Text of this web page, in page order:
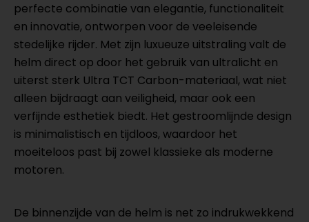
perfecte combinatie van elegantie, functionaliteit
en innovatie, ontworpen voor de veeleisende
stedelijke rijder. Met zijn luxueuze uitstraling valt de
helm direct op door het gebruik van ultralicht en
uiterst sterk Ultra TCT Carbon-materiaal, wat niet
alleen bijdraagt aan veiligheid, maar ook een
verfijnde esthetiek biedt. Het gestroomlijnde design
is minimalistisch en tijdloos, waardoor het
moeiteloos past bij zowel klassieke als moderne
motoren.
De binnenzijde van de helm is net zo indrukwekkend